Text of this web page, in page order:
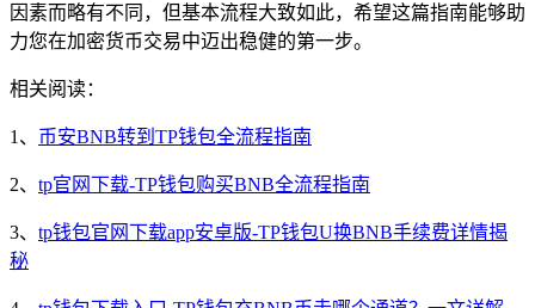
因素而略有不同，但基本流程大致如此，希望这篇指南能够助
力您在加密货币交易中迈出稳健的第一步。
相关阅读：
1、 币安BNB转到TP钱包全流程指南
2、 tp官网下载-TP钱包购买BNB全流程指南
3、 tp钱包官网下载app安卓版-TP钱包U换BNB手续费详情揭
秘